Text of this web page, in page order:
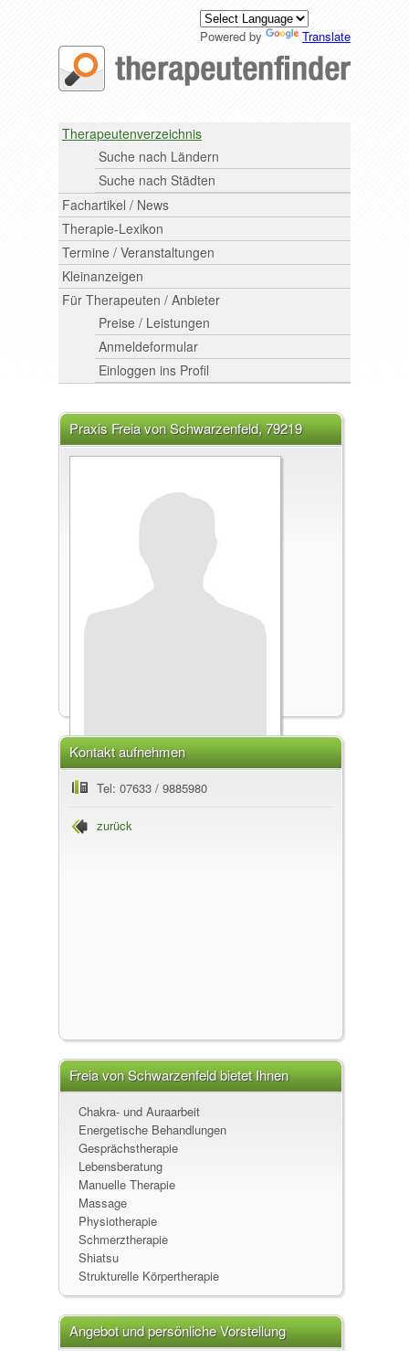
Powered by Translate
Therapeutenverzeichnis
Suche nach Ländern
Suche nach Städten
Fachartikel / News
Therapie-Lexikon
Termine / Veranstaltungen
Kleinanzeigen
Für Therapeuten / Anbieter
Preise / Leistungen
Anmeldeformular
Einloggen ins Profil
Praxis Freia von Schwarzenfeld, 79219
Staufen im Breisgau
Praxis
Körpertherapie, 79219 Staufen im Breisgau
Kontakt aufnehmen
Tel: 07633 / 9885980
zurück
Freia von Schwarzenfeld bietet Ihnen
folgende Leistungen an
Chakra- und Auraarbeit
Energetische Behandlungen
Gesprächstherapie
Lebensberatung
Manuelle Therapie
Massage
Physiotherapie
Schmerztherapie
Shiatsu
Strukturelle Körpertherapie
Angebot und persönliche Vorstellung